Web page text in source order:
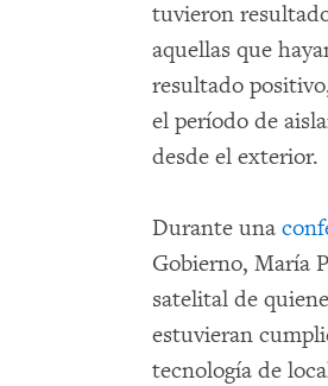
tuvieron
aquellas que
resultado
el período de
desde el exterior.
Durante una
Gobierno, María
satelital de
estuvieran
tecnología de